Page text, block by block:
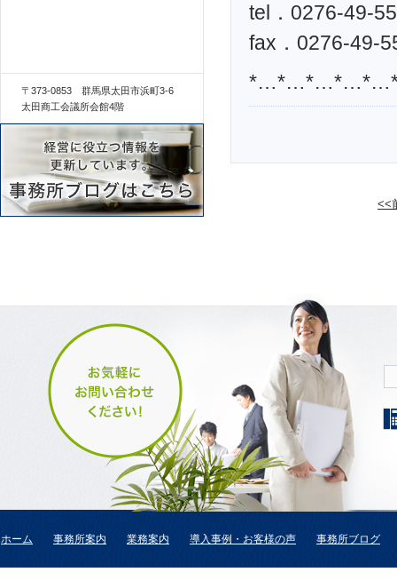
tel．0276-49-
fax．0276-49-
<<
〒373-0853 群馬県太田市浜町3-6
太田商工会議所会館4階
ホーム 事務所案内 業務案内 導入事例・お客様の声 事務所ブログ